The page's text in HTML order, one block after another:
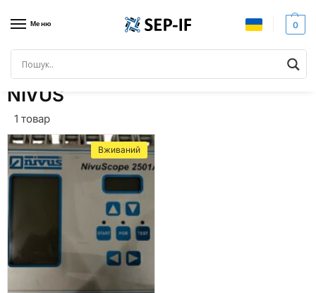
Меню 0
Головна
NIVUS
1 товар
Вживаний